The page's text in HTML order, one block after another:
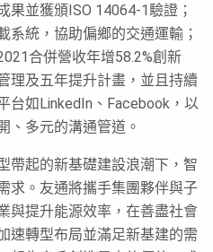
果並獲頒ISO 14064-1驗證；
系統，協助偏鄉的交通運輸；
合併營收年增58.2%創新
理及五年提升計畫，並且持續
台如LinkedIn、Facebook，以
、多元的溝通管道。
帶起的新基礎建設浪潮下，智
求。友通將攜手集團夥伴與子
與提升能源效率，在善盡社會
速轉型布局並滿足新基建的需